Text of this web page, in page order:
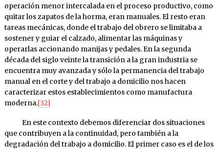
operación menor intercalada en el proceso productivo, como
quitar los zapatos de la horma, eran manuales. El resto eran
tareas mecánicas, donde el trabajo del obrero se limitaba a
sostener y guiar el calzado, alimentar las máquinas y
operarlas accionando manijas y pedales. En la segunda
década del siglo veinte la transición a la gran industria se
encuentra muy avanzada y sólo la permanencia del trabajo
manual en el corte y del trabajo a domicilio nos hacen
caracterizar estos establecimientos como manufactura
moderna.[32]
En este contexto debemos diferenciar dos situaciones
que contribuyen a la continuidad, pero también a la
degradación del trabajo a domicilio. El primer caso es el de los